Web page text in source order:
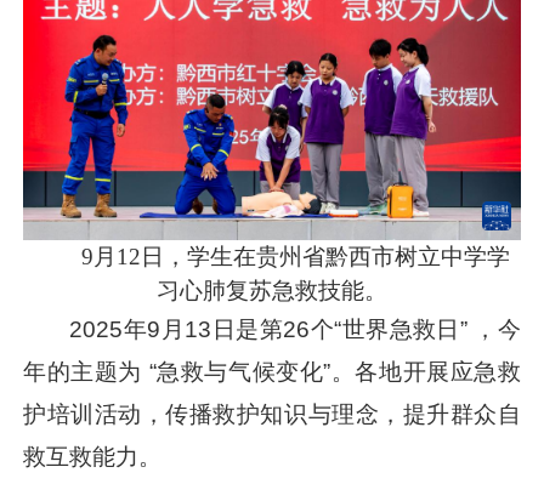
9月12日，学生在贵州省黔西市树立中学学
习心肺复苏急救技能。
2025年9月13日是第26个“世界急救日” ，今
年的主题为 “急救与气候变化”。各地开展应急救
护培训活动，传播救护知识与理念，提升群众自
救互救能力。